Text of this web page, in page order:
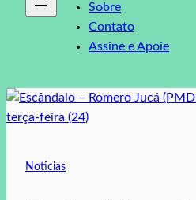
Sobre
Contato
Assine e Apoie
Noticias